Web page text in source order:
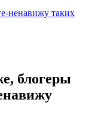
ненавижу таких
блогеры